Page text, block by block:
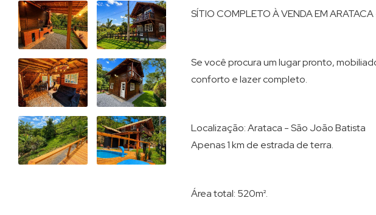
SÍTIO COMPLETO À VENDA EM
Se você procura um lugar pronto,
conforto e lazer completo.
Localização: Arataca - São João Batista
Apenas 1 km de estrada de terra.
Área total: 520m².